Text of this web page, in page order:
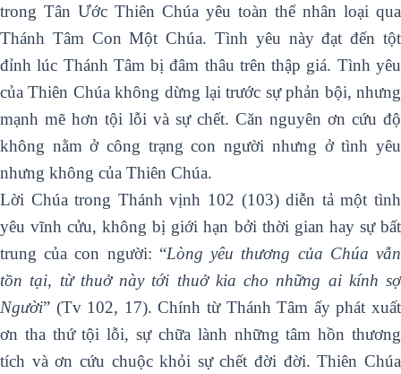
trong Tân Ước Thiên Chúa yêu toàn thể nhân loại qua
Thánh Tâm Con Một Chúa. Tình yêu này đạt đến tột
đỉnh lúc Thánh Tâm bị đâm thâu trên thập giá. Tình yêu
của Thiên Chúa không dừng lại trước sự phản bội, nhưng
mạnh mẽ hơn tội lỗi và sự chết. Căn nguyên ơn cứu độ
không nằm ở công trạng con người nhưng ở tình yêu
nhưng không của Thiên Chúa.
Lời Chúa trong Thánh vịnh 102 (103) diễn tả một tình
yêu vĩnh cửu, không bị giới hạn bởi thời gian hay sự bất
trung của con người: “Lòng yêu thương của Chúa vẫn
tồn tại, từ thuở này tới thuở kia cho những ai kính sợ
Người” (Tv 102, 17). Chính từ Thánh Tâm ấy phát xuất
ơn tha thứ tội lỗi, sự chữa lành những tâm hồn thương
tích và ơn cứu chuộc khỏi sự chết đời đời. Thiên Chúa